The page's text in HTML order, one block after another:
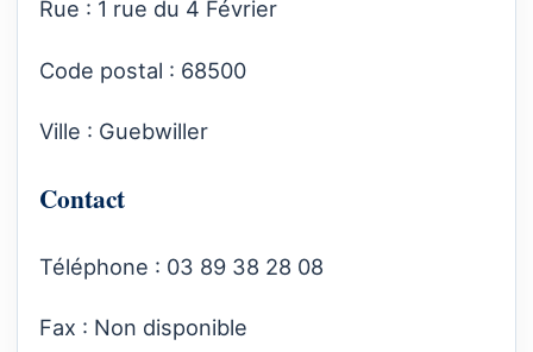
Rue : 1 rue du 4 Février
Code postal : 68500
Ville : Guebwiller
Contact
Téléphone : 03 89 38 28 08
Fax : Non disponible